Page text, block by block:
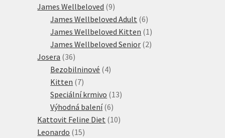
produktů
James Wellbeloved 99
produktů
James Wellbeloved Adult 66
produktů
James Wellbeloved Kitten 1 1
produkt
James Wellbeloved Senior 22
Josera 3636
produktů
Bezobilninové 44
Kitten 77
produktů
Speciální krmivo 1313
Výhodná balení 66
produktů
Kattovit Feline Diet 1010
Leonardo 1515